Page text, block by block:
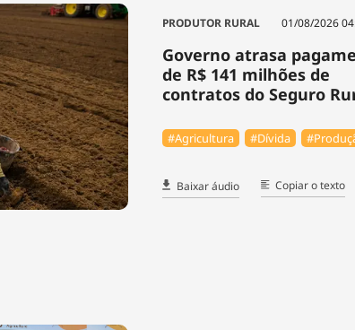
PRODUTOR RURAL 01/08/2026
Governo atrasa
de R$ 141 milhões de
contratos do Seguro
#Agricultura #Dívida
Baixar áudio Copiar o texto